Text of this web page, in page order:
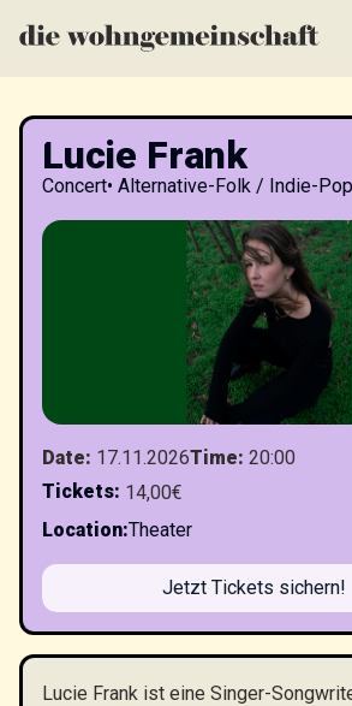
Lucie Frank
Concert• Alternative-Folk / Indie-Pop
Date: 17.11.2026Time: 20:00
Tickets: 14,00€
Location:Theater
Jetzt Tickets sichern!
Lucie Frank ist eine Singer-